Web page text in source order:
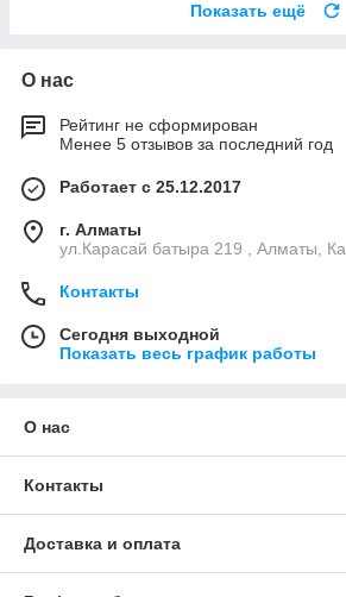
Показать ещё
О нас
Рейтинг не сформирован
Менее 5 отзывов за последний год
Работает с 25.12.2017
г. Алматы
ул.Карасай батыра 219 , Алматы,
Контакты
Сегодня выходной
Показать весь график работы
О нас
Контакты
Доставка и оплата